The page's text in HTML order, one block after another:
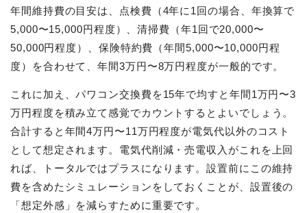
年間維持費の目安は、点検費（4年に1回の場合、年換算で
5,000〜15,000円程度）、清掃費（年1回で20,000〜
50,000円程度）、保険特約費（年間5,000〜10,000円程
度）を合わせて、年間3万円〜8万円程度が一般的です。
これに加え、パワコン交換費を15年で均すと年間1万円〜3
万円程度を積み立て感覚でカウントするとよいでしょう。
合計すると年間4万円〜11万円程度が電気代以外のコスト
として想定されます。電気代削減・売電収入がこれを上回
れば、トータルではプラスになります。設置前にこの維持
費を含めたシミュレーションをしておくことが、設置後の
「想定外感」を減らすために重要です。